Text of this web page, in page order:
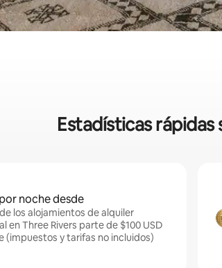
Estadísticas
noche desde
los alojamientos de alquiler
en Three Rivers parte de $100 USD
(impuestos y tarifas no incluidos)